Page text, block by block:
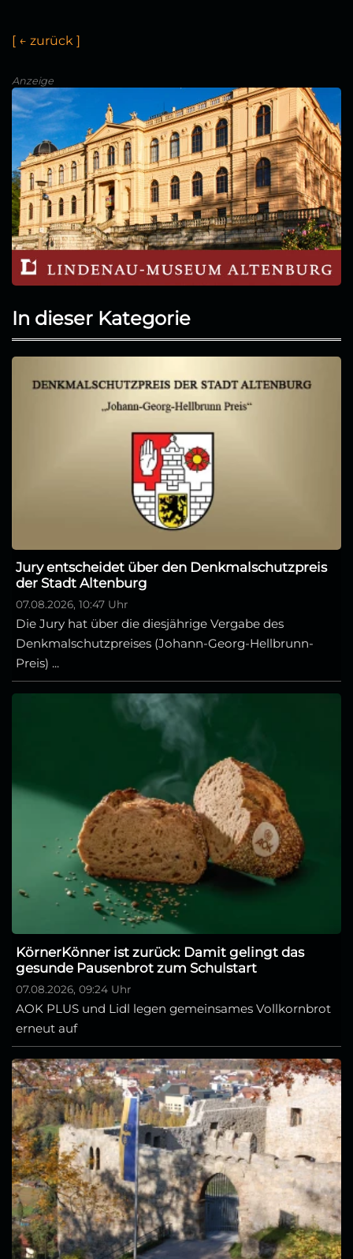
[ ← zur ück ]
Anzeige
In dieser Kategorie
Jury entscheidet über den Denkmalschutzpreis
der Stadt Altenburg
07.08.2026, 10:47 Uhr
Die Jury hat über die diesjährige Vergabe des
Denkmalschutzpreises (Johann-Georg-Hellbrunn-
Preis) ...
KörnerKönner ist zurück: Damit gelingt das
gesunde Pausenbrot zum Schulstart
07.08.2026, 09:24 Uhr
AOK PLUS und Lidl legen gemeinsames Vollkornbrot
erneut auf